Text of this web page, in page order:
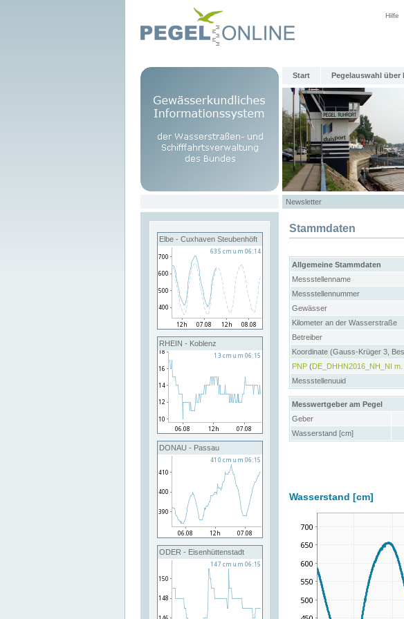
Hilfe
Start Pegelauswahl über
Newsletter
Elbe - Cuxhaven Steubenhöft
RHEIN - Koblenz
DONAU - Passau
ODER - Eisenhüttenstadt
Stammdaten
Allgemeine Stammdaten
Messstellenname
Messstellennummer
Gewässer
Kilometer an der Wasserstraße
Betreiber
Koordinate (Gauss-Krüger 3,
PNP (DE_DHHN2016_NH_NI m.
Messstellenuuid
Messwertgeber am Pegel
Geber
Wasserstand [cm]
Wasserstand [cm]